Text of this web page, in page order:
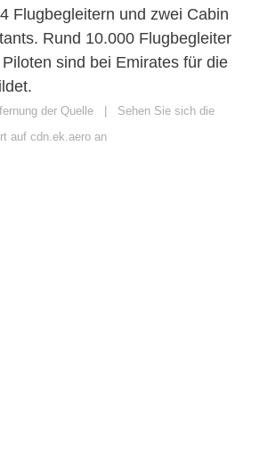
Flugbegleitern und zwei Cabin
Rund 10.000 Flugbegleiter
sind bei Emirates für die
der Quelle | Sehen Sie sich die
auf cdn.ek.aero an